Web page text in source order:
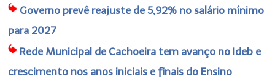
Governo prevê reajuste de 5,92% no salário mínimo
para 2027
Rede Municipal de Cachoeira tem avanço no Ideb e
crescimento nos anos iniciais e finais do Ensino